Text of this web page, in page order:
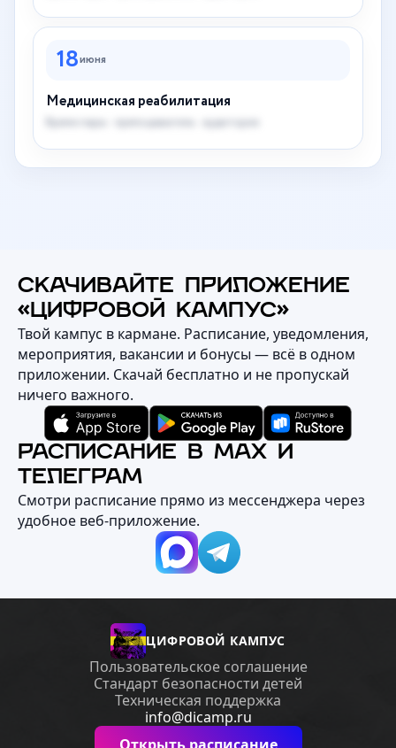
18июня
Медицинская реабилитация
Время пары · преподаватель · аудитория
СКАЧИВАЙТЕ ПРИЛОЖЕНИЕ
«ЦИФРОВОЙ КАМПУС»
Твой кампус в кармане. Расписание, уведомления,
мероприятия, вакансии и бонусы — всё в одном
приложении. Скачай бесплатно и не пропускай
ничего важного.
РАСПИСАНИЕ В MAX И
ТЕЛЕГРАМ
Смотри расписание прямо из мессенджера через
удобное веб‑приложение.
ЦИФРОВОЙ КАМПУС
Пользовательское соглашение
Стандарт безопасности детей
Техническая поддержка
info@dicamp.ru